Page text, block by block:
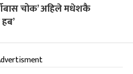
चोक’ अहिले मधेशकै